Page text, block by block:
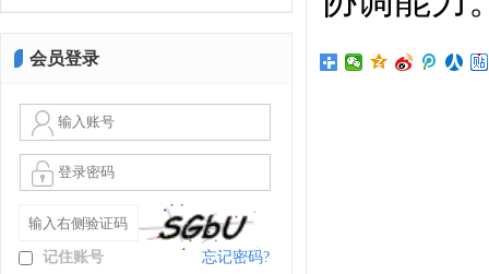
会员登录
记住账号 忘记密码?